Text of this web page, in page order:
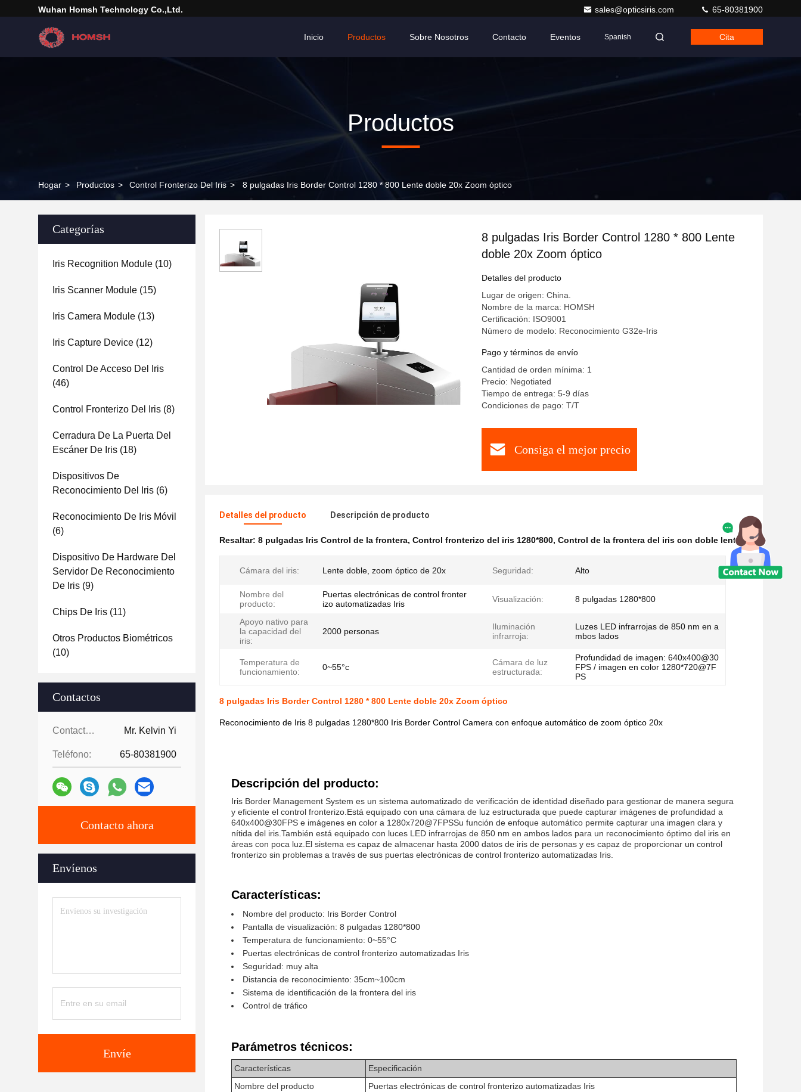
Wuhan Homsh Technology Co.,Ltd. sales@opticsiris.com 65-80381900
Inicio Productos Sobre Nosotros Contacto Eventos Spanish Cita
Productos
Hogar > Productos > Control Fronterizo Del Iris > 8 pulgadas Iris Border Control 1280 * 800 Lente doble 20x Zoom óptico
Categorías
Iris Recognition Module (10)
Iris Scanner Module (15)
Iris Camera Module (13)
Iris Capture Device (12)
Control De Acceso Del Iris
(46)
Control Fronterizo Del Iris (8)
Cerradura De La Puerta Del
Escáner De Iris (18)
Dispositivos De
Reconocimiento Del Iris (6)
Reconocimiento De Iris Móvil
(6)
Dispositivo De Hardware Del
Servidor De Reconocimiento
De Iris (9)
Chips De Iris (11)
Otros Productos Biométricos
(10)
Contactos
Contactos: Mr. Kelvin Yi
Teléfono: 65-80381900
Contacto ahora
Envíenos
Envíe
8 pulgadas Iris Border Control 1280 * 800 Lente
doble 20x Zoom óptico
Detalles del producto
Lugar de origen: China.
Nombre de la marca: HOMSH
Certificación: ISO9001
Número de modelo: Reconocimiento G32e-Iris
Pago y términos de envío
Cantidad de orden mínima: 1
Precio: Negotiated
Tiempo de entrega: 5-9 días
Condiciones de pago: T/T
Consiga el mejor precio
Detalles del producto Descripción de producto
Resaltar: 8 pulgadas Iris Control de la frontera, Control fronterizo del iris 1280*800, Control de la frontera del iris con doble lente
Cámara del iris: Lente doble, zoom óptico de 20x Seguridad: Alto
Nombre del
producto:
Puertas electrónicas de control fronter
izo automatizadas Iris
Visualización: 8 pulgadas 1280*800
Apoyo nativo para
la capacidad del
iris:
2000 personas
Iluminación
infrarroja:
Luzes LED infrarrojas de 850 nm en a
mbos lados
Temperatura de
funcionamiento:
0~55°c
Cámara de luz
estructurada:
Profundidad de imagen: 640x400@30
FPS / imagen en color 1280*720@7F
PS
8 pulgadas Iris Border Control 1280 * 800 Lente doble 20x Zoom óptico
Reconocimiento de Iris 8 pulgadas 1280*800 Iris Border Control Camera con enfoque automático de zoom óptico 20x
Descripción del producto:
Iris Border Management System es un sistema automatizado de verificación de identidad diseñado para gestionar de manera segura
y eficiente el control fronterizo.Está equipado con una cámara de luz estructurada que puede capturar imágenes de profundidad a
640x400@30FPS e imágenes en color a 1280x720@7FPSSu función de enfoque automático permite capturar una imagen clara y
nítida del iris.También está equipado con luces LED infrarrojas de 850 nm en ambos lados para un reconocimiento óptimo del iris en
áreas con poca luz.El sistema es capaz de almacenar hasta 2000 datos de iris de personas y es capaz de proporcionar un control
fronterizo sin problemas a través de sus puertas electrónicas de control fronterizo automatizadas Iris.
Características:
Nombre del producto: Iris Border Control
Pantalla de visualización: 8 pulgadas 1280*800
Temperatura de funcionamiento: 0~55°C
Puertas electrónicas de control fronterizo automatizadas Iris
Seguridad: muy alta
Distancia de reconocimiento: 35cm~100cm
Sistema de identificación de la frontera del iris
Control de tráfico
Parámetros técnicos:
Características
Especificación
Nombre del producto
Puertas electrónicas de control fronterizo automatizadas Iris